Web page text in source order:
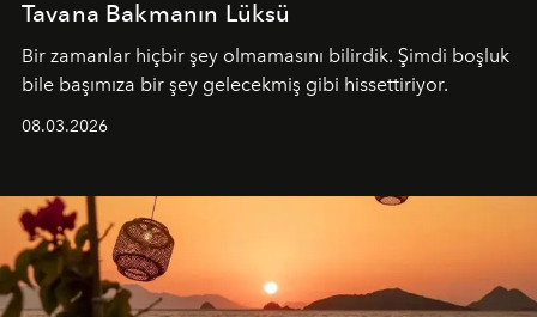
Tavana Bakmanın Lüksü
Bir zamanlar hiçbir şey olmamasını bilirdik. Şimdi boşluk
bile başımıza bir şey gelecekmiş gibi hissettiriyor.
08.03.2026